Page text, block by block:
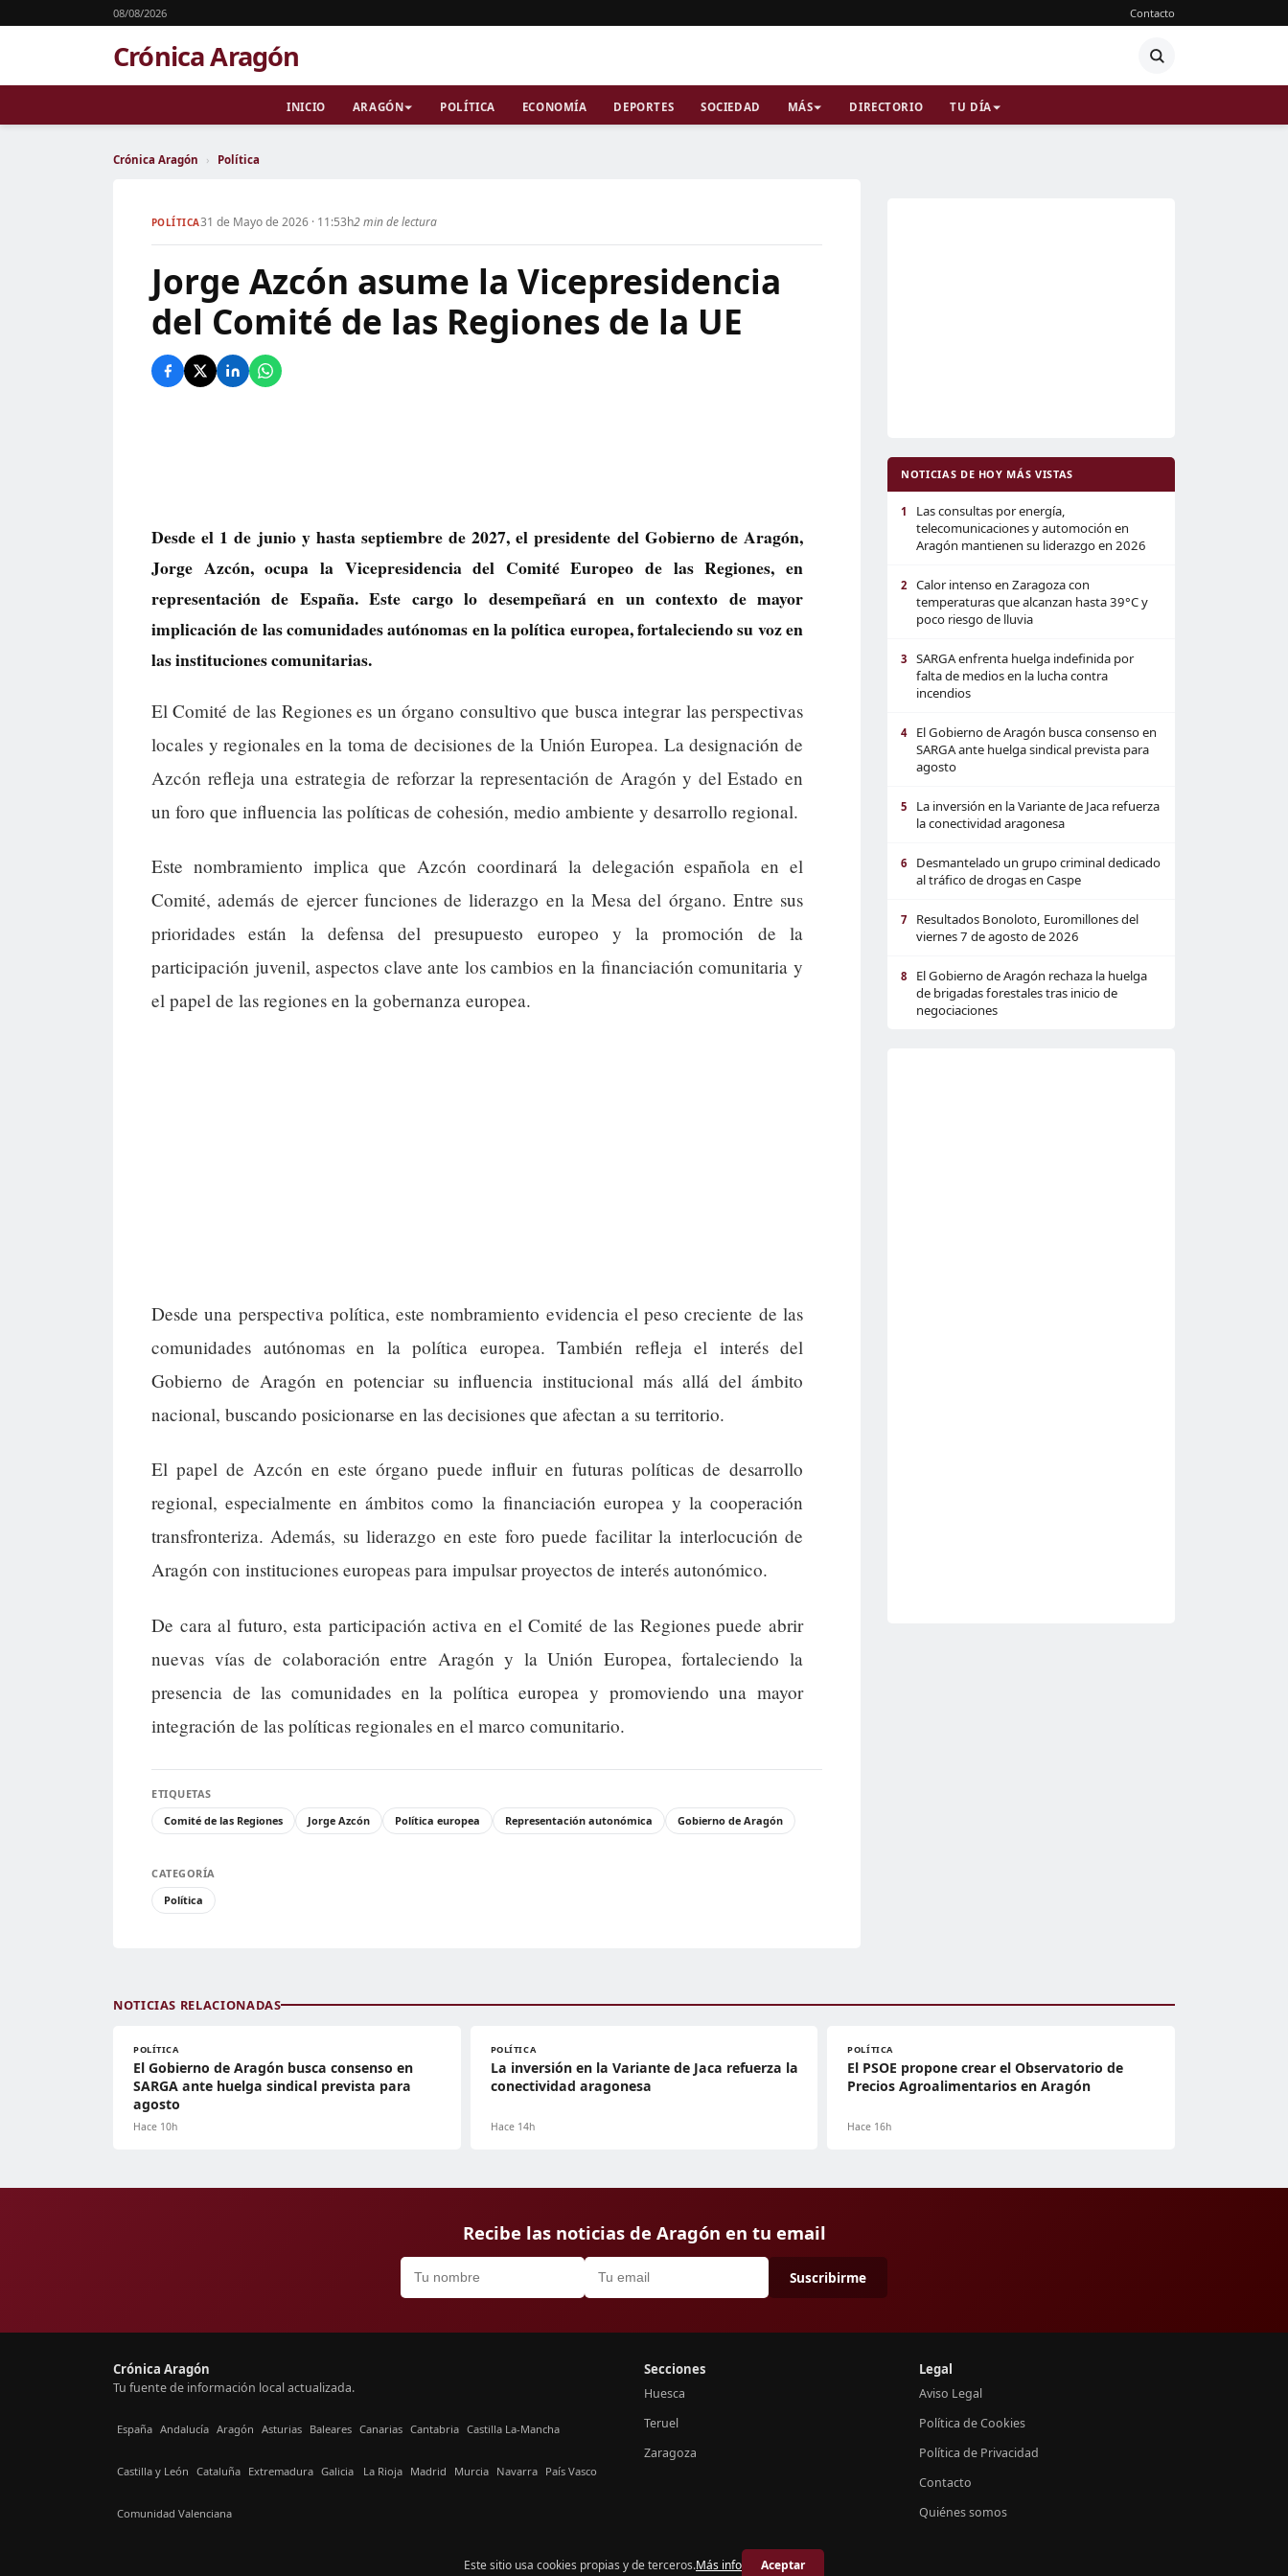
08/08/2026 Contacto
Crónica Aragón
INICIO ARAGÓN POLÍTICA ECONOMÍA DEPORTES SOCIEDAD MÁS DIRECTORIO TU DÍA
Crónica Aragón › Política
POLÍTICA31 de Mayo de 2026 · 11:53h2 min de lectura
Jorge Azcón asume la Vicepresidencia
del Comité de las Regiones de la UE
Desde el 1 de junio y hasta septiembre de 2027, el presidente del Gobierno de Aragón,
Jorge Azcón, ocupa la Vicepresidencia del Comité Europeo de las Regiones, en
representación de España. Este cargo lo desempeñará en un contexto de mayor
implicación de las comunidades autónomas en la política europea, fortaleciendo su voz en
las instituciones comunitarias.
El Comité de las Regiones es un órgano consultivo que busca integrar las perspectivas
locales y regionales en la toma de decisiones de la Unión Europea. La designación de
Azcón refleja una estrategia de reforzar la representación de Aragón y del Estado en
un foro que influencia las políticas de cohesión, medio ambiente y desarrollo regional.
Este nombramiento implica que Azcón coordinará la delegación española en el
Comité, además de ejercer funciones de liderazgo en la Mesa del órgano. Entre sus
prioridades están la defensa del presupuesto europeo y la promoción de la
participación juvenil, aspectos clave ante los cambios en la financiación comunitaria y
el papel de las regiones en la gobernanza europea.
Desde una perspectiva política, este nombramiento evidencia el peso creciente de las
comunidades autónomas en la política europea. También refleja el interés del
Gobierno de Aragón en potenciar su influencia institucional más allá del ámbito
nacional, buscando posicionarse en las decisiones que afectan a su territorio.
El papel de Azcón en este órgano puede influir en futuras políticas de desarrollo
regional, especialmente en ámbitos como la financiación europea y la cooperación
transfronteriza. Además, su liderazgo en este foro puede facilitar la interlocución de
Aragón con instituciones europeas para impulsar proyectos de interés autonómico.
De cara al futuro, esta participación activa en el Comité de las Regiones puede abrir
nuevas vías de colaboración entre Aragón y la Unión Europea, fortaleciendo la
presencia de las comunidades en la política europea y promoviendo una mayor
integración de las políticas regionales en el marco comunitario.
ETIQUETAS
Comité de las Regiones
Jorge Azcón Política europea Representación autonómica Gobierno de Aragón
CATEGORÍA
Política
NOTICIAS DE HOY MÁS VISTAS
1
Las consultas por energía,
telecomunicaciones y automoción en
Aragón mantienen su liderazgo en 2026
2
Calor intenso en Zaragoza con
temperaturas que alcanzan hasta 39°C y
poco riesgo de lluvia
3
SARGA enfrenta huelga indefinida por
falta de medios en la lucha contra
incendios
4
El Gobierno de Aragón busca consenso en
SARGA ante huelga sindical prevista para
agosto
5
La inversión en la Variante de Jaca refuerza
la conectividad aragonesa
6
Desmantelado un grupo criminal dedicado
al tráfico de drogas en Caspe
7
Resultados Bonoloto, Euromillones del
viernes 7 de agosto de 2026
8
El Gobierno de Aragón rechaza la huelga
de brigadas forestales tras inicio de
negociaciones
NOTICIAS RELACIONADAS
POLÍTICA
El Gobierno de Aragón busca consenso en
SARGA ante huelga sindical prevista para
agosto
Hace 10h
POLÍTICA
La inversión en la Variante de Jaca refuerza la
conectividad aragonesa
Hace 14h
POLÍTICA
El PSOE propone crear el Observatorio de
Precios Agroalimentarios en Aragón
Hace 16h
Recibe las noticias de Aragón en tu email
Suscribirme
Crónica Aragón
Tu fuente de información local actualizada.
España Andalucía Aragón Asturias Baleares Canarias Cantabria Castilla La-Mancha
Castilla y León Cataluña Extremadura Galicia La Rioja Madrid Murcia Navarra País Vasco
Comunidad Valenciana
Secciones
Huesca
Teruel
Zaragoza
Legal
Aviso Legal
Política de Cookies
Política de Privacidad
Contacto
Quiénes somos
© 2026 Crónica Aragón
Este sitio usa cookies propias y de terceros.Más info Aceptar